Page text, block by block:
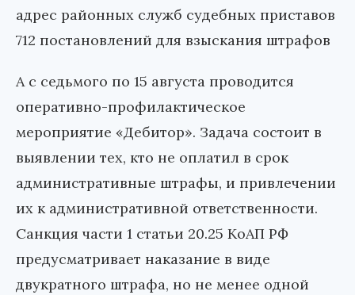
адрес районных служб судебных приставов
712 постановлений для взыскания штрафов
А с седьмого по 15 августа проводится
оперативно-профилактическое
мероприятие «Дебитор». Задача состоит в
выявлении тех, кто не оплатил в срок
административные штрафы, и привлечении
их к административной ответственности.
Санкция части 1 статьи 20.25 КоАП РФ
предусматривает наказание в виде
двукратного штрафа, но не менее одной